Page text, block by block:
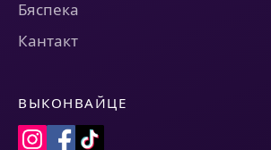
Бяспека
Кантакт
ВЫКОНВАЙЦЕ